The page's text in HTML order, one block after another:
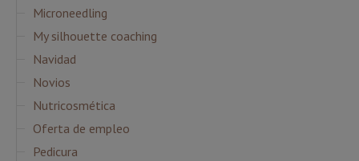
Microneedling
My silhouette coaching
Navidad
Novios
Nutricosmética
Oferta de empleo
Pedicura